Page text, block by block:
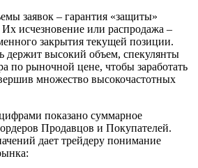
заявок – гарантия «защиты»
исчезновение или распродажа –
закрытия текущей позиции.
держит высокий объем, спекулянты
по рыночной цене, чтобы заработать
множество высокочастотных
показано суммарное
Продавцов и Покупателей.
дает трейдеру понимание